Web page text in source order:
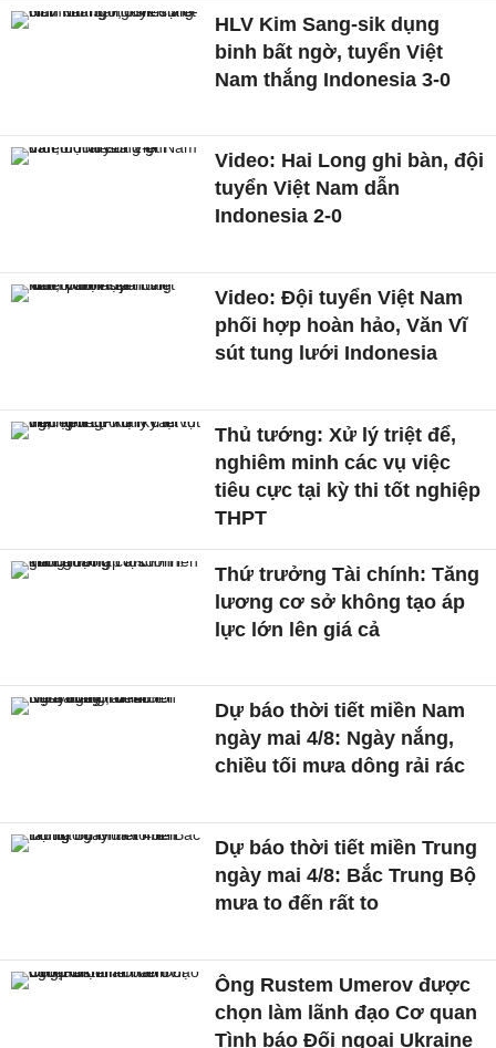
HLV Kim Sang-sik dụng
binh bất ngờ, tuyển Việt
Nam thắng Indonesia 3-0
Video: Hai Long ghi bàn, đội
tuyển Việt Nam dẫn
Indonesia 2-0
Video: Đội tuyển Việt Nam
phối hợp hoàn hảo, Văn Vĩ
sút tung lưới Indonesia
Thủ tướng: Xử lý triệt để,
nghiêm minh các vụ việc
tiêu cực tại kỳ thi tốt nghiệp
THPT
Thứ trưởng Tài chính: Tăng
lương cơ sở không tạo áp
lực lớn lên giá cả
Dự báo thời tiết miền Nam
ngày mai 4/8: Ngày nắng,
chiều tối mưa dông rải rác
Dự báo thời tiết miền Trung
ngày mai 4/8: Bắc Trung Bộ
mưa to đến rất to
Ông Rustem Umerov được
chọn làm lãnh đạo Cơ quan
Tình báo Đối ngoại Ukraine